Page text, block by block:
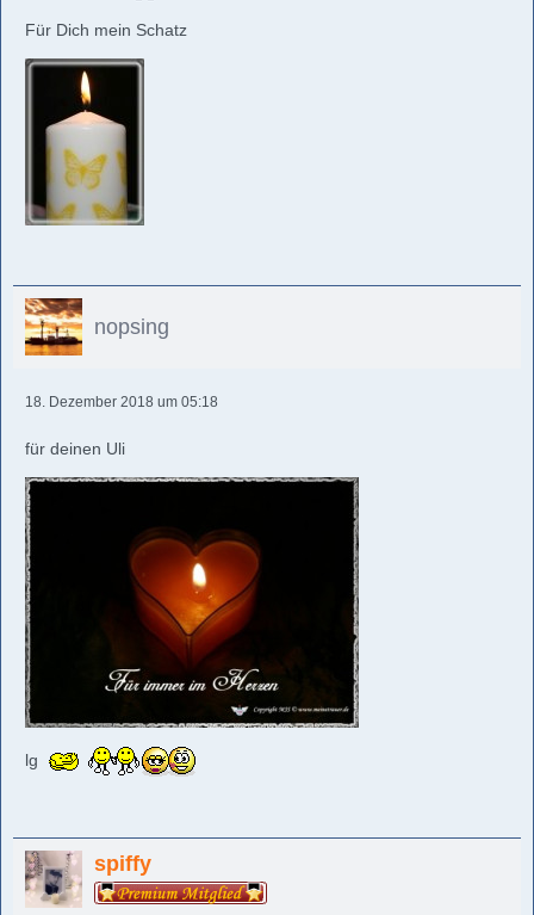
Für Dich mein Schatz
nopsing
18. Dezember 2018 um 05:18
für deinen Uli
lg
spiffy